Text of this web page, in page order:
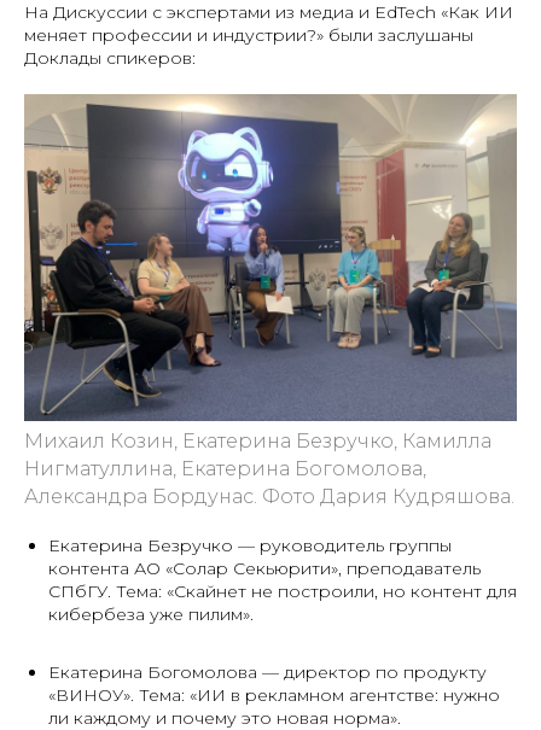
На Дискуссии с экспертами из медиа и EdTech «Как ИИ
меняет профессии и индустрии?» были заслушаны
Доклады спикеров:
Михаил Козин, Екатерина Безручко, Камилла
Нигматуллина, Екатерина Богомолова,
Александра Бордунас. Фото Дария Кудряшова.
Екатерина Безручко — руководитель группы
контента АО «Солар Секьюрити», преподаватель
СПбГУ. Тема: «Скайнет не построили, но контент для
кибербеза уже пилим».
Екатерина Богомолова — директор по продукту
«ВИНОУ». Тема: «ИИ в рекламном агентстве: нужно
ли каждому и почему это новая норма».